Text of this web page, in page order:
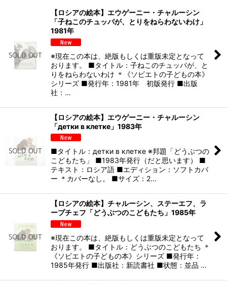
絞り込む
【ロシアの絵本】エウゲーニー・チャルーシン
「子ねこのチュッパが、とりをねらわないわけ」
1981年
※現在この本は、絶版もしくは重版未定となって
おります。 ■タイトル：子ねこのチュッパが、と
りをねらわないわけ ＊《ソビエトの子どもの本》
シリーズ ■発行年：1981年 初版発行 ■出版
社：…
【ロシアの絵本】エウゲーニー・チャルーシン
「детки в клетке」1983年
■タイトル：детки в клетке ※邦題「どうぶつの
こどもたち」 ■1983年発行（だと思います） ■
テキスト：ロシア語 ■エディション：ソフトカバ
ー ＊カバーなし。 ■サイズ：2…
【ロシアの絵本】チャルーシン、ステーエフ、ラ
ープチェフ「どうぶつのこどもたち」1985年
※現在この本は、絶版もしくは重版未定となって
おります。 ■タイトル：どうぶつのこどもたち ＊
《ソビエトの子どもの本》シリーズ ■発行年：
1985年発行 ■出版社：新読書社 ■状態：並品 …